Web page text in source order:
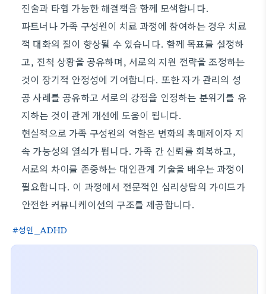
진술과 타협 가능한 해결책을 함께 모색합니다.
파트너나 가족 구성원이 치료 과정에 참여하는 경우 치료
적 대화의 질이 향상될 수 있습니다. 함께 목표를 설정하
고, 진척 상황을 공유하며, 서로의 지원 전략을 조정하는
것이 장기적 안정성에 기여합니다. 또한 자가 관리의 성
공 사례를 공유하고 서로의 강점을 인정하는 분위기를 유
지하는 것이 관계 개선에 도움이 됩니다.
현실적으로 가족 구성원의 역할은 변화의 촉매제이자 지
속 가능성의 열쇠가 됩니다. 가족 간 신뢰를 회복하고,
서로의 차이를 존중하는 대인관계 기술을 배우는 과정이
필요합니다. 이 과정에서 전문적인 심리상담의 가이드가
안전한 커뮤니케이션의 구조를 제공합니다.
성인_ADHD